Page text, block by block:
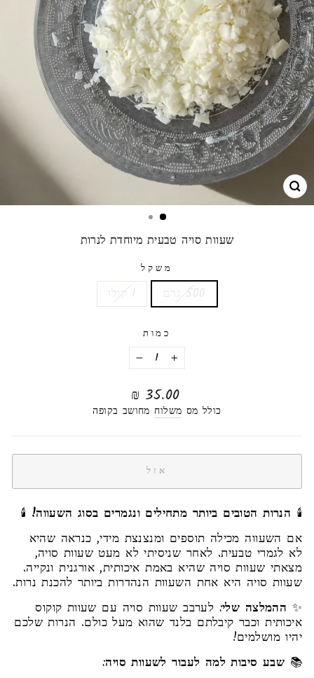
שעוות סויה טבעית מיוחדת לנרות
משקל
500 גרם 1 קילו
כמות
−
+
מחיר
רגיל
35.00 ₪
כולל מס משלוח מחושב בקופה
אזל
🕯️ הנרות הטובים ביותר מתחילים ונגמרים בסוג השעווה! 🕯️
אם השעווה מכילה תוספים ומנצנצת מידי, כנראה שהיא
לא לגמרי טבעית. לאחר שניסיתי לא מעט שעוות סויה,
מצאתי שעוות סויה שהיא באמת איכותית, אורגנית ונקייה.
שעוות סויה היא אחת השעוות הנהדרות ביותר להכנת נרות.
✨ ההמלצה שלי: לערבב שעוות סויה עם שעוות קוקוס
איכותית וכבר קיבלתם בלנד שהוא מעל כולם. הנרות שלכם
יהיו מושלמים!
📚 שבע סיבות למה לעבור לשעוות סויה: